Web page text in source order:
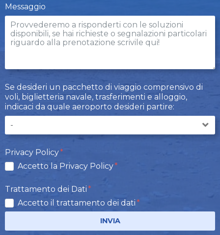
Messaggio
Se desideri un pacchetto di viaggio comprensivo di
voli, biglietteria navale, trasferimenti e alloggio,
indicaci da quale aeroporto desideri partire:
Privacy Policy
Accetto la Privacy Policy
Trattamento dei Dati
Accetto il trattamento dei dati
INVIA